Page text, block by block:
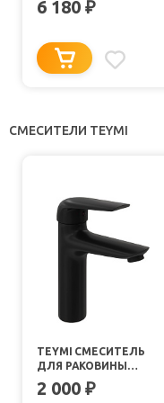
6 180 ₽
СМЕСИТЕЛИ TEYMI
TEYMI СМЕСИТЕЛЬ
ДЛЯ РАКОВИНЫ
HANNA T10255 ЧЕРНЫЙ
МАТОВЫЙ
2 000 ₽